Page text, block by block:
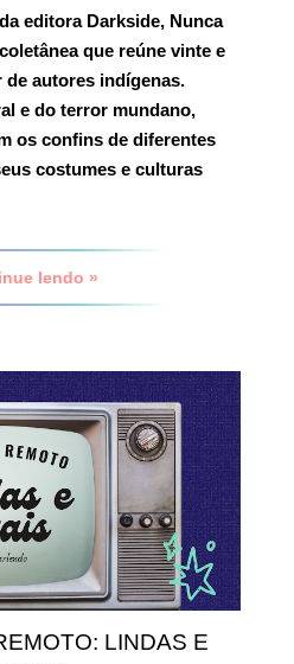
editora Darkside, Nunca
que reúne vinte e
autores indígenas.
e do terror mundano,
os confins de diferentes
costumes e culturas
lendo »
LINDAS E